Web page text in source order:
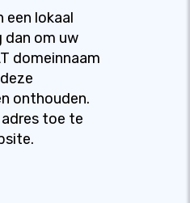
een lokaal
dan om uw
domeinnaam
onthouden.
toe te